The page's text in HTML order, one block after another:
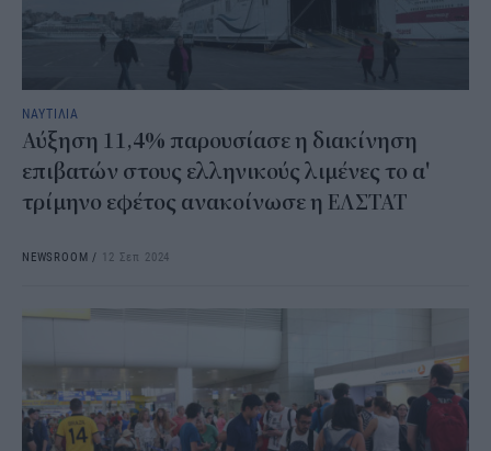
ΝΑΥΤΙΛΙΑ
Αύξηση 11,4% παρουσίασε η διακίνηση
επιβατών στους ελληνικούς λιμένες το α'
τρίμηνο εφέτος ανακοίνωσε η ΕΛΣΤΑΤ
NEWSROOM / 12 Σεπ 2024